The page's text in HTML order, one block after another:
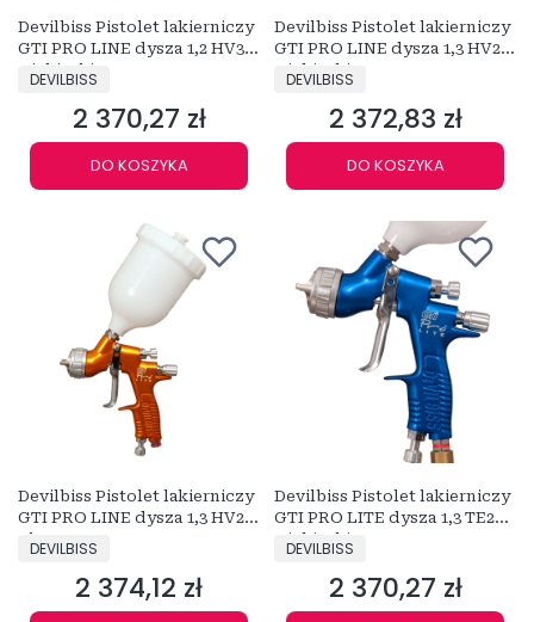
Devilbiss Pistolet lakierniczy
GTI PRO LINE dysza 1,2 HV30
Niebieski
PRODUCENT
DEVILBISS
Cena
2 370,27 zł
DO KOSZYKA
Devilbiss Pistolet lakierniczy
GTI PRO LINE dysza 1,3 HV25
Niebieski
PRODUCENT
DEVILBISS
Cena
2 372,83 zł
DO KOSZYKA
Devilbiss Pistolet lakierniczy
GTI PRO LINE dysza 1,3 HV25
Złoty
PRODUCENT
DEVILBISS
Cena
2 374,12 zł
Devilbiss Pistolet lakierniczy
GTI PRO LITE dysza 1,3 TE20
Niebieski
PRODUCENT
DEVILBISS
Cena
2 370,27 zł